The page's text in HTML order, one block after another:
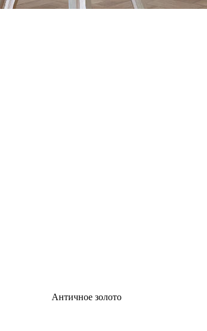
Античное золото